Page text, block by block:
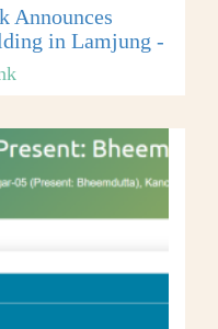
Announces
in Lamjung -